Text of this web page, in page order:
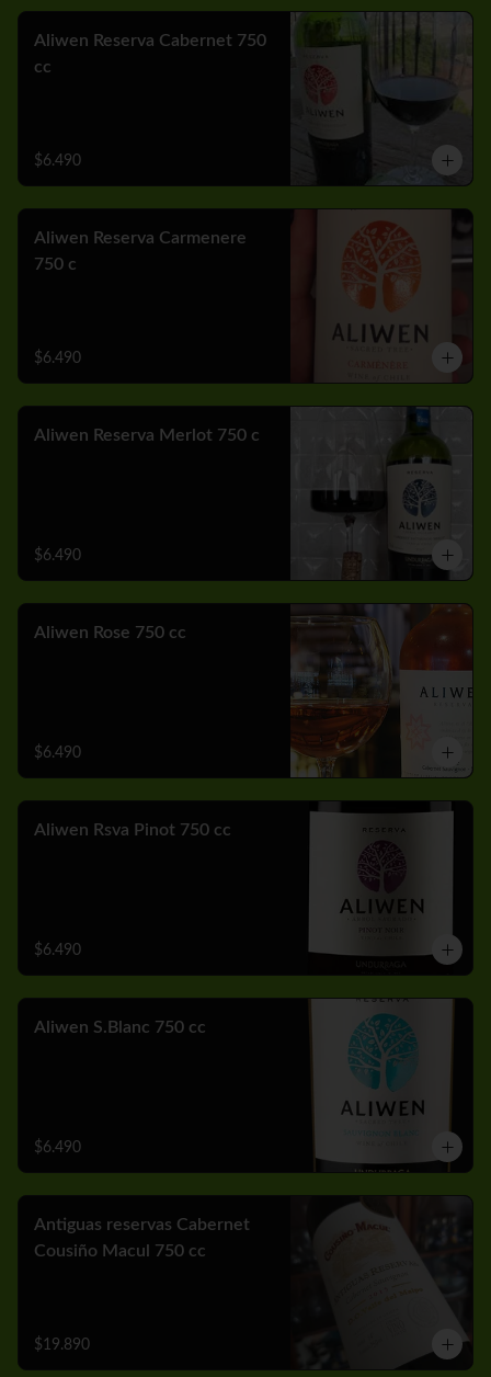
Aliwen Reserva Cabernet 750
cc
$6.490
Aliwen Reserva Carmenere
750 c
$6.490
Aliwen Reserva Merlot 750 c
$6.490
Aliwen Rose 750 cc
$6.490
Aliwen Rsva Pinot 750 cc
$6.490
Aliwen S.Blanc 750 cc
$6.490
Antiguas reservas Cabernet
Cousiño Macul 750 cc
$19.890